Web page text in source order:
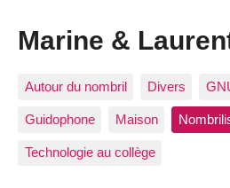
Marine &
Autour du nombril Divers
Guidophone Maison
Technologie au collège